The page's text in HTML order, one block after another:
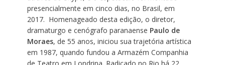
presencialmente em cinco dias, no Brasil, em
2017. Homenageado desta edição, o diretor,
dramaturgo e cenógrafo paranaense Paulo de
Moraes, de 55 anos, iniciou sua trajetória artística
em 1987, quando fundou a Armazém Companhia
de Teatro em Londrina. Radicado no Rio há 22